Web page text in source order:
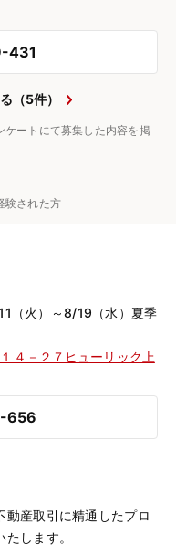
431
（5件）
ートにて募集した内容を掲
験された方
（火）～8/19（水）夏季
４－２７ヒューリック上
656
動産取引に精通したプロ
します。